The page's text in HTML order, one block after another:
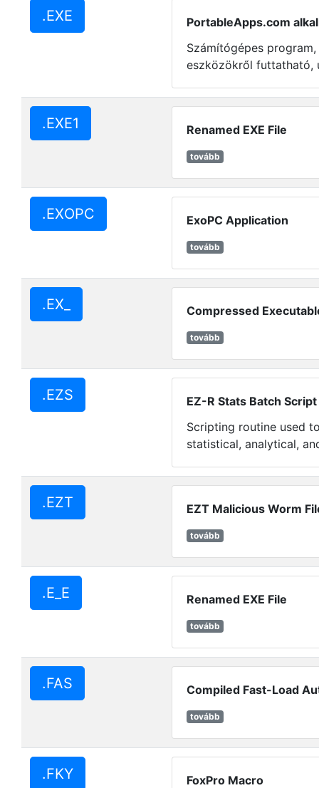
.EXE
PortableApps.com
Számítógépes
eszközökről futtatható,
.EXE1 Renamed EXE File
tovább
.EXOPC ExoPC Application
tovább
.EX_ Compressed
tovább
.EZS
EZ-R Stats Batch Script
Scripting routine used
statistical, analytical,
.EZT EZT Malicious Worm
tovább
.E_E Renamed EXE File
tovább
.FAS Compiled Fast-Load
tovább
.FKY
FoxPro Macro